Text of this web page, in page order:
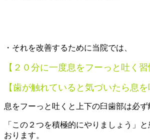
・それを改善するために当院では、
【２０分に一度息をフーっと吐く習
【歯が触れていると気づいたら息
息をフーっと吐くと上下の臼歯部は必ず
「この２つを積極的にやりましょう」
おります。